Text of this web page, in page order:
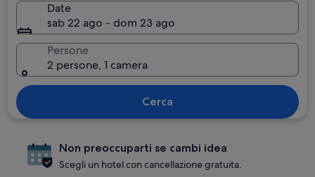
Date
sab 22 ago - dom 23 ago
Persone
2 persone, 1 camera
Cerca
Non preoccuparti se cambi idea
Scegli un hotel con cancellazione gratuita.